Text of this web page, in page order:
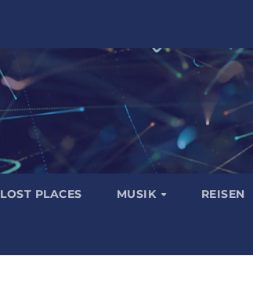
LOST PLACES MUSIK REISEN